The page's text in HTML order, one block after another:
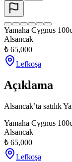
Yamaha Cygnus
Alsancak
₺ 65,000
Lefkoşa
Açıklama
Alsancak’ta satılık
Yamaha Cygnus
Alsancak
₺ 65,000
Lefkoşa